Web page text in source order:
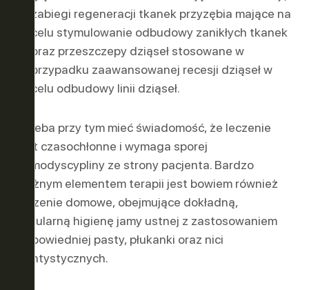
zabiegi regeneracji tkanek przyzębia mające na
celu stymulowanie odbudowy zanikłych tkanek
oraz przeszczepy dziąseł stosowane w
przypadku zaawansowanej recesji dziąseł w
celu odbudowy linii dziąseł.
Trzeba przy tym mieć świadomość, że leczenie
jest czasochłonne i wymaga sporej
samodyscypliny ze strony pacjenta. Bardzo
ważnym elementem terapii jest bowiem również
leczenie domowe, obejmujące dokładną,
regularną higienę jamy ustnej z zastosowaniem
odpowiedniej pasty, płukanki oraz nici
dentystycznych.